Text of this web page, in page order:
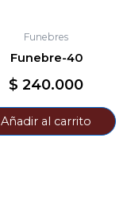
Funebres
Funebre-40
$ 240.000
Añadir al carrito